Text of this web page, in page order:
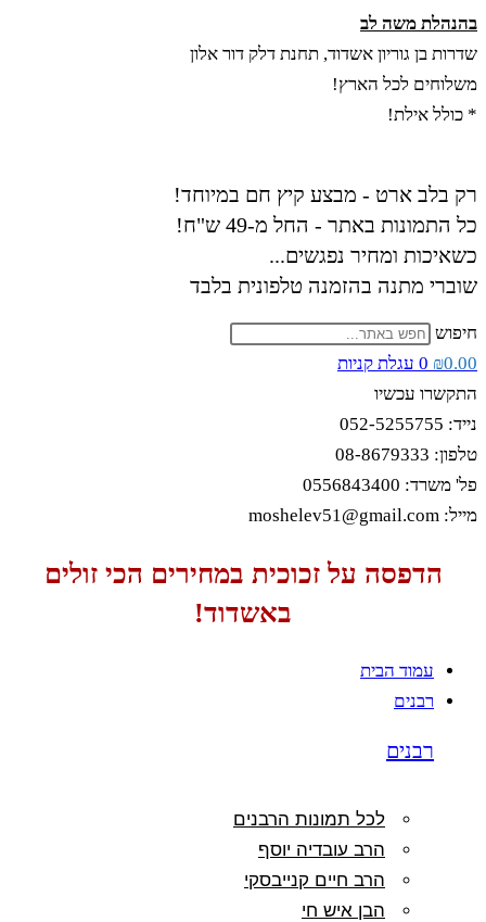
Skip
to
content
בהנהלת משה לב
שדרות בן גוריון אשדוד, תחנת דלק דור אלון
משלוחים לכל הארץ!
* כולל אילת!
רק בלב ארט - מבצע קיץ חם במיוחד!
כל התמונות באתר - החל מ-49 ש"ח!
כשאיכות ומחיר נפגשים...
שוברי מתנה בהזמנה טלפונית בלבד
חיפוש
₪0.00
0 עגלת קניות
התקשרו עכשיו
נייד: 052-5255755
טלפון: 08-8679333
פל' משרד: 0556843400
מייל: moshelev51@gmail.com
הדפסה על זכוכית במחירים הכי זולים
באשדוד!
עמוד הבית
רבנים
רבנים
לכל תמונות הרבנים
הרב עובדיה יוסף
הרב חיים קנייבסקי
הבן איש חי